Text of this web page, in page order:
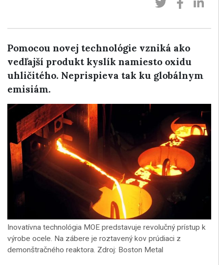
Pomocou novej technológie vzniká ako
vedľajší produkt kyslík namiesto oxidu
uhličitého. Neprispieva tak ku globálnym
emisiám.
Inovatívna technológia MOE predstavuje revolučný prístup k
výrobe ocele. Na zábere je roztavený kov prúdiaci z
demonštračného reaktora. Zdroj: Boston Metal